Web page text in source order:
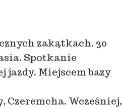
zakątkach. 30
Spotkanie
Miejscem bazy
Czeremcha. Wcześniej,